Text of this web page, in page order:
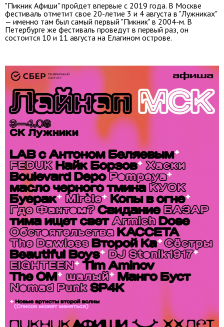
"Пикник Афиши" пройдет впервые с 2019 года. В Москве
фестиваль отметит свое 20-летие 3 и 4 августа в "Лужниках"
— именно там был самый первый "Пикник" в 2004-м. В
Петербурге же фестиваль проведут в первый раз, он
состоится 10 и 11 августа на Елагином острове.